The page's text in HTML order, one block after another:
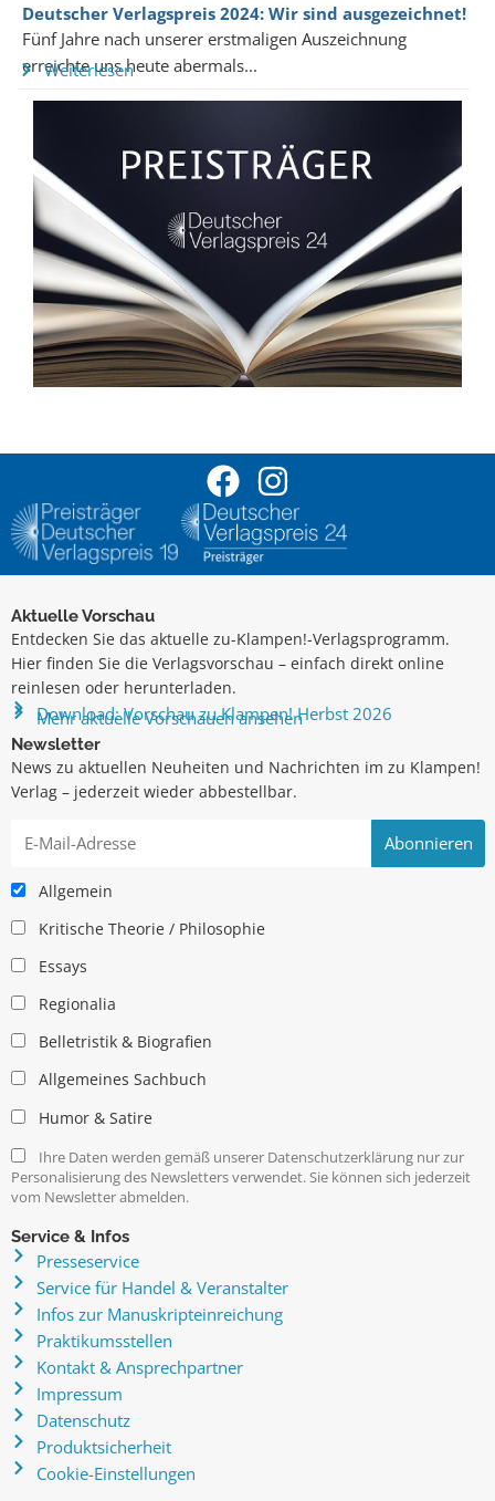
Deutscher Verlagspreis 2024: Wir sind ausgezeichnet!
Fünf Jahre nach unserer erstmaligen Auszeichnung
erreichte uns heute abermals...
Weiterlesen
Aktuelle Vorschau
Entdecken Sie das aktuelle zu-Klampen!-Verlagsprogramm.
Hier finden Sie die Verlagsvorschau – einfach direkt online
reinlesen oder herunterladen.
Download: Vorschau zu Klampen! Herbst 2026
Mehr aktuelle Vorschauen ansehen
Newsletter
News zu aktuellen Neuheiten und Nachrichten im zu Klampen!
Verlag – jederzeit wieder abbestellbar.
Allgemein
Kritische Theorie / Philosophie
Essays
Regionalia
Belletristik & Biografien
Allgemeines Sachbuch
Humor & Satire
Ihre Daten werden gemäß unserer Datenschutzerklärung nur zur
Personalisierung des Newsletters verwendet. Sie können sich jederzeit
vom Newsletter abmelden.
Service & Infos
Presseservice
Service für Handel & Veranstalter
Infos zur Manuskripteinreichung
Praktikumsstellen
Kontakt & Ansprechpartner
Impressum
Datenschutz
Produktsicherheit
Cookie-Einstellungen